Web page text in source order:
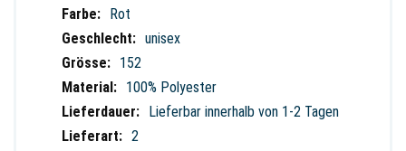
Rot
unisex
152
100% Polyester
Lieferbar innerhalb von 1-2 Tagen
2